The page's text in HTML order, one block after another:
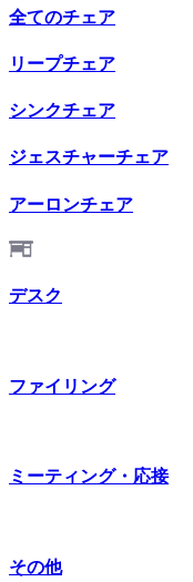
全てのチェア
リープチェア
シンクチェア
ジェスチャーチェア
アーロンチェア
デスク
ファイリング
ミーティング・応接
その他